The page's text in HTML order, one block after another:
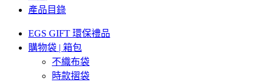
產品目錄
EGS GIFT 環保禮品
購物袋 | 箱包
不織布袋
時款摺袋